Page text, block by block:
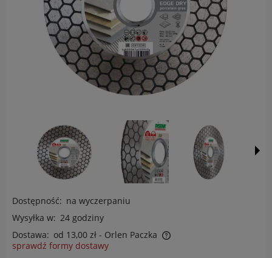
Dostępność: na wyczerpaniu
Wysyłka w: 24 godziny
Dostawa: od 13,00 zł - Orlen Paczka
Cena nie zawiera ewentualnych kosztów płatności
sprawdź formy dostawy